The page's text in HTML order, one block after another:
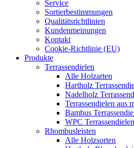
Service
Sortierbestimmungen
Qualitätsrichtlinien
Kundenmeinungen
Kontakt
Cookie-Richtlinie (EU)
Produkte
Terrassendielen
Alle Holzarten
Hartholz
Nadelholz
Terrassendielen aus
Bambus
WPC Terrassendielen
Rhombusleisten
Alle Holzsorten